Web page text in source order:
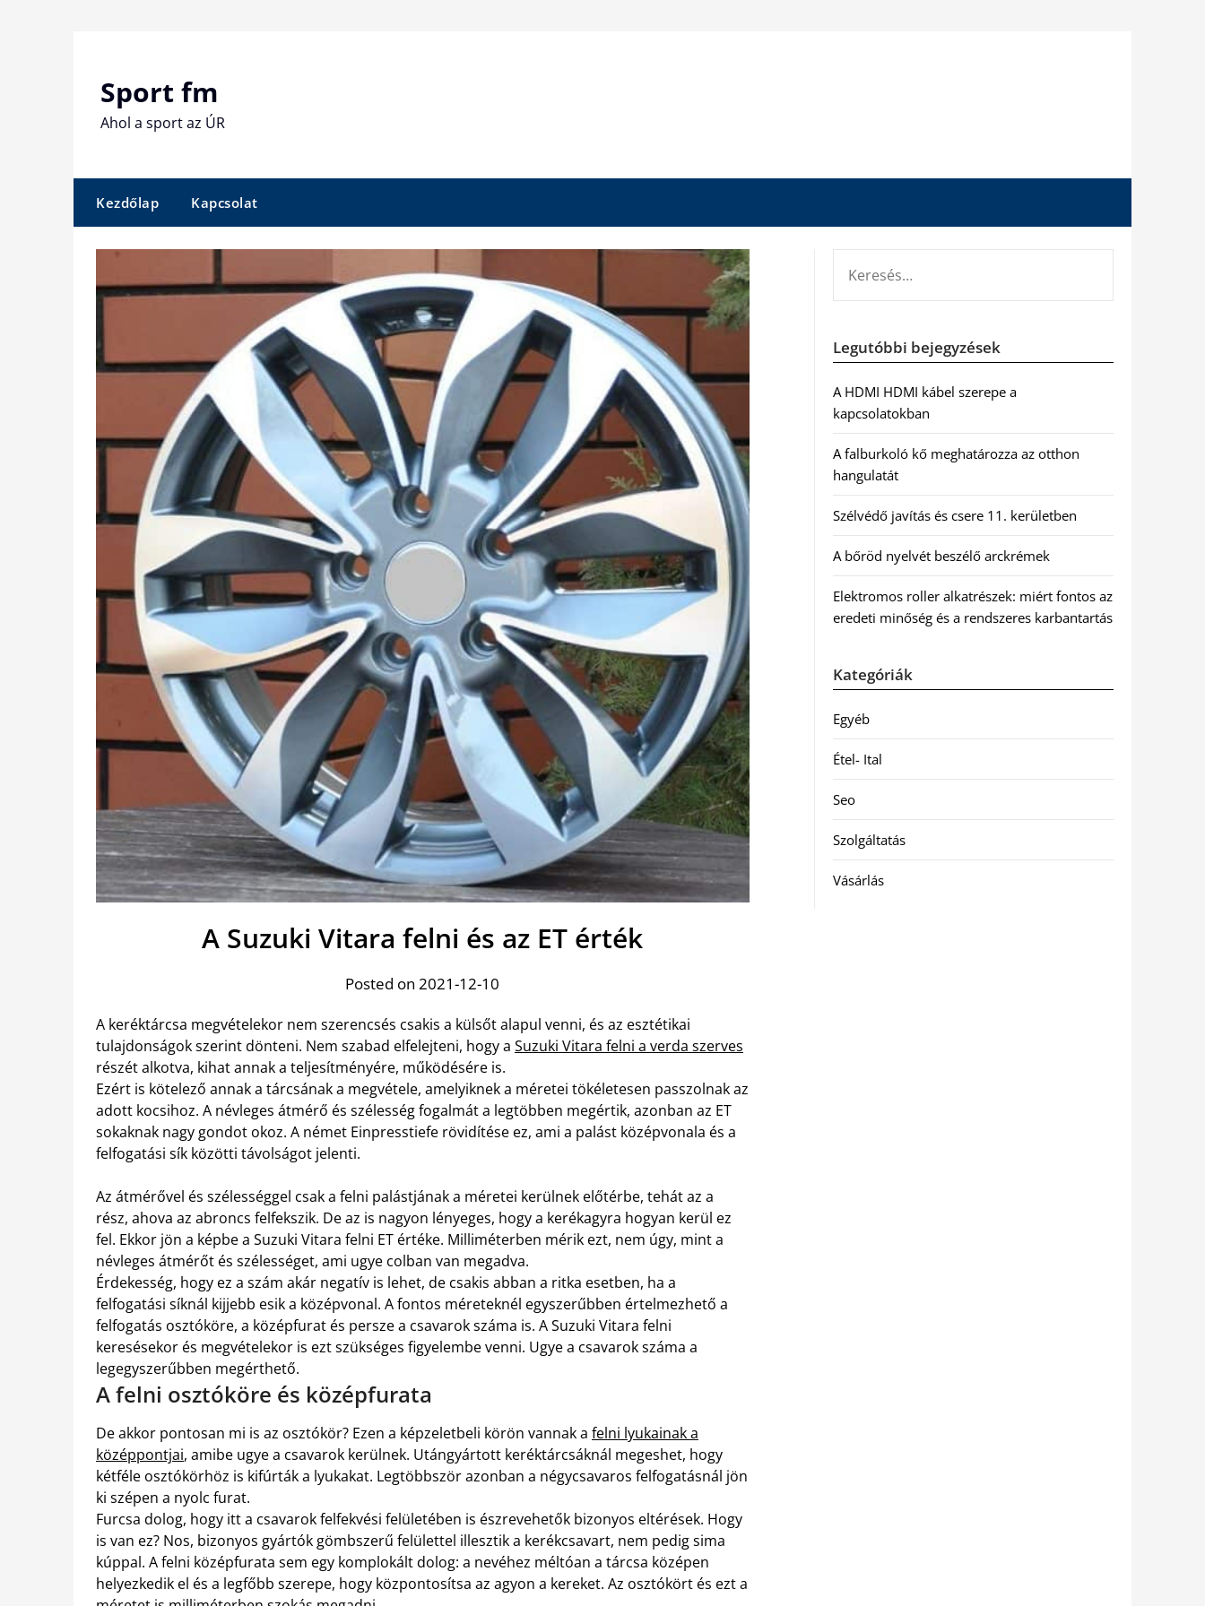
Sport fm
Ahol a sport az ÚR
Kezdőlap Kapcsolat
A Suzuki Vitara felni és az ET érték
Posted on 2021-12-10
A keréktárcsa megvételekor nem szerencsés csakis a külsőt alapul venni, és az esztétikai
tulajdonságok szerint dönteni. Nem szabad elfelejteni, hogy a Suzuki Vitara felni a verda szerves
részét alkotva, kihat annak a teljesítményére, működésére is.
Ezért is kötelező annak a tárcsának a megvétele, amelyiknek a méretei tökéletesen passzolnak az
adott kocsihoz. A névleges átmérő és szélesség fogalmát a legtöbben megértik, azonban az ET
sokaknak nagy gondot okoz. A német Einpresstiefe rövidítése ez, ami a palást középvonala és a
felfogatási sík közötti távolságot jelenti.
Az átmérővel és szélességgel csak a felni palástjának a méretei kerülnek előtérbe, tehát az a
rész, ahova az abroncs felfekszik. De az is nagyon lényeges, hogy a kerékagyra hogyan kerül ez
fel. Ekkor jön a képbe a Suzuki Vitara felni ET értéke. Milliméterben mérik ezt, nem úgy, mint a
névleges átmérőt és szélességet, ami ugye colban van megadva.
Érdekesség, hogy ez a szám akár negatív is lehet, de csakis abban a ritka esetben, ha a
felfogatási síknál kijjebb esik a középvonal. A fontos méreteknél egyszerűbben értelmezhető a
felfogatás osztóköre, a középfurat és persze a csavarok száma is. A Suzuki Vitara felni
keresésekor és megvételekor is ezt szükséges figyelembe venni. Ugye a csavarok száma a
legegyszerűbben megérthető.
A felni osztóköre és középfurata
De akkor pontosan mi is az osztókör? Ezen a képzeletbeli körön vannak a felni lyukainak a
középpontjai, amibe ugye a csavarok kerülnek. Utángyártott keréktárcsáknál megeshet, hogy
kétféle osztókörhöz is kifúrták a lyukakat. Legtöbbször azonban a négycsavaros felfogatásnál jön
ki szépen a nyolc furat.
Furcsa dolog, hogy itt a csavarok felfekvési felületében is észrevehetők bizonyos eltérések. Hogy
is van ez? Nos, bizonyos gyártók gömbszerű felülettel illesztik a kerékcsavart, nem pedig sima
kúppal. A felni középfurata sem egy komplokált dolog: a nevéhez méltóan a tárcsa középen
helyezkedik el és a legfőbb szerepe, hogy központosítsa az agyon a kereket. Az osztókört és ezt a
Legutóbbi bejegyzések
A HDMI HDMI kábel szerepe a
kapcsolatokban
A falburkoló kő meghatározza az otthon
hangulatát
Szélvédő javítás és csere 11. kerületben
A bőröd nyelvét beszélő arckrémek
Elektromos roller alkatrészek: miért fontos az
eredeti minőség és a rendszeres karbantartás
Kategóriák
Egyéb
Étel- Ital
Seo
Szolgáltatás
Vásárlás